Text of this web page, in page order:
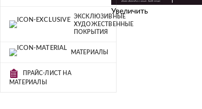
ЭКСКЛЮЗИВНЫЕ
ХУДОЖЕСТВЕННЫЕ
ПОКРЫТИЯ
МАТЕРИАЛЫ
ПРАЙС-ЛИСТ НА
МАТЕРИАЛЫ
Увеличить